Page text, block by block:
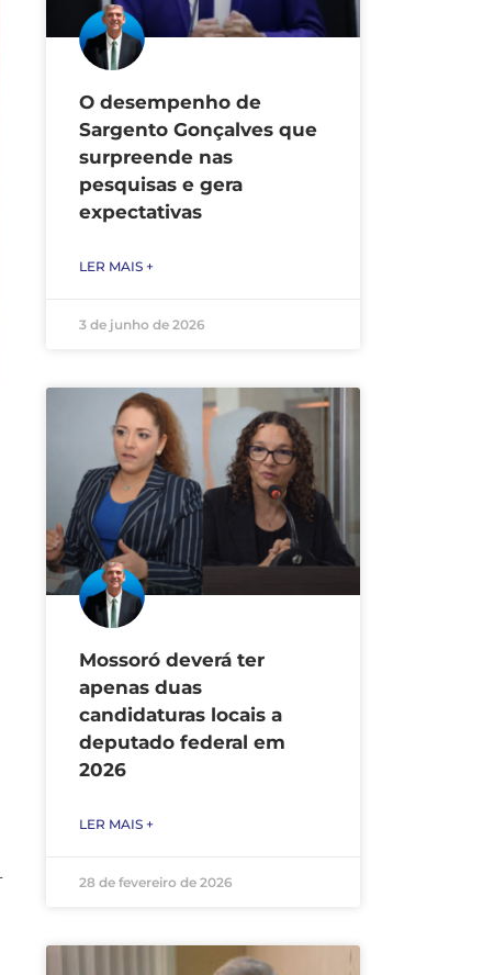
O desempenho de
Sargento Gonçalves que
surpreende nas
pesquisas e gera
expectativas
LER MAIS +
3 de junho de 2026
Mossoró deverá ter
apenas duas
candidaturas locais a
deputado federal em
2026
LER MAIS +
28 de fevereiro de 2026